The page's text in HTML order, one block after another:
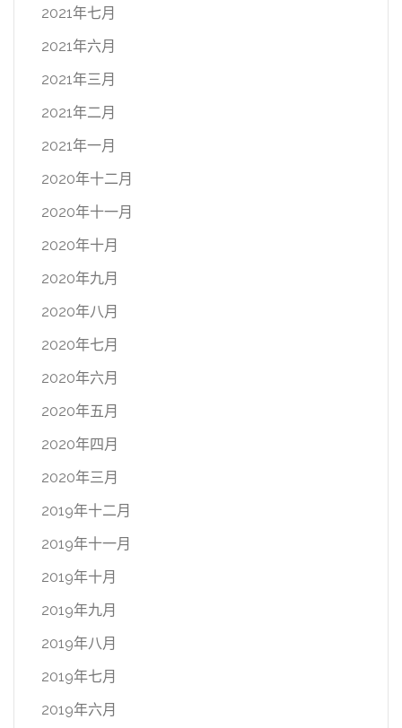
2021年七月
2021年六月
2021年三月
2021年二月
2021年一月
2020年十二月
2020年十一月
2020年十月
2020年九月
2020年八月
2020年七月
2020年六月
2020年五月
2020年四月
2020年三月
2019年十二月
2019年十一月
2019年十月
2019年九月
2019年八月
2019年七月
2019年六月